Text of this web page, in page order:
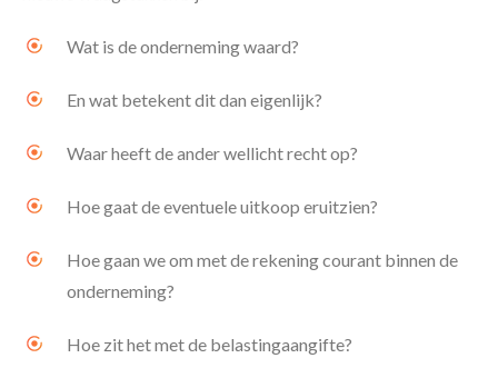
Wat is de onderneming waard?
En wat betekent dit dan eigenlijk?
Waar heeft de ander wellicht recht op?
Hoe gaat de eventuele uitkoop eruitzien?
Hoe gaan we om met de rekening courant binnen de
onderneming?
Hoe zit het met de belastingaangifte?